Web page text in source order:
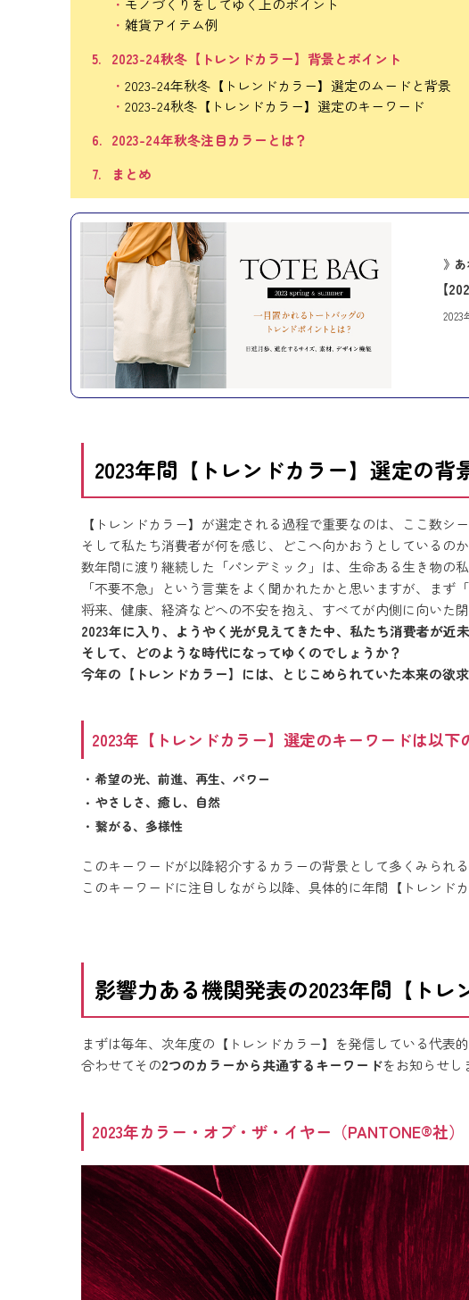
モノづくりをしてゆく上のポイント
雑貨アイテム例
2023-24秋冬【トレンドカラー】背景とポイント
2023-24年秋冬【トレンドカラー】選定のムードと背景
2023-24秋冬【トレンドカラー】選定のキーワード
2023-24年秋冬注目カラーとは？
まとめ
》
【
2023年間【トレンドカラー】選定の
【トレンドカラー】が選定される過程で重要なのは、ここ数シ
そして私たち消費者が何を感じ、どこへ向かおうとしているの
数年間に渡り継続した「パンデミック」は、生命ある生き物の
「不要不急」という言葉をよく聞かれたかと思いますが、ま
将来、健康、経済などへの不安を抱え、すべてが内側に向いた閉
2023年に入り、ようやく光が見えてきた中、私たち消費者が近
そして、どのような時代になってゆくのでしょうか？
今年の【トレンドカラー】には、とじこめられていた本来の欲
2023年【トレンドカラー】選定のキーワードは以下
希望の光、前進、再生、パワー
やさしさ、癒し、自然
繋がる、多様性
このキーワードが以降紹介するカラーの背景として多くみられる
このキーワードに注目しながら以降、具体的に年間【トレンド
影響力ある機関発表の2023年間【ト
まずは毎年、次年度の【トレンドカラー】を発信している代表
合わせてその2つのカラーから共通するキーワードをお知らせし
2023年カラー・オブ・ザ・イヤー（PANTONE®社）